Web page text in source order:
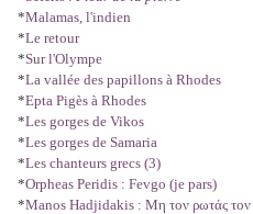
*Malamas, l'indien
*Le retour
*Sur l'Olympe
*La vallée des papillons à Rhodes
*Epta Pigès à Rhodes
*Les gorges de Vikos
*Les gorges de Samaria
*Les chanteurs grecs (3)
*Orpheas Peridis : Fevgo (je pars)
*Manos Hadjidakis : Μη τον ρωτάς τον